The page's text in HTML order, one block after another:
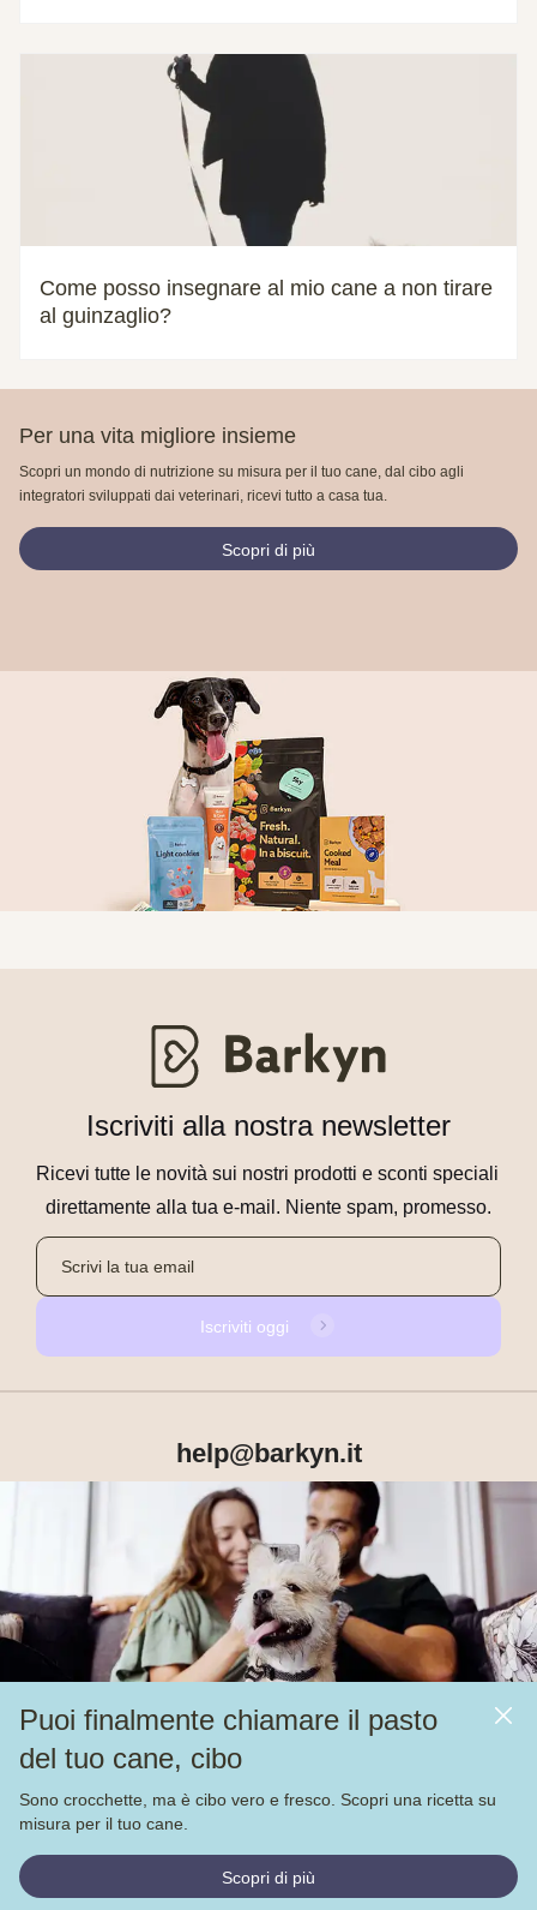
Come posso insegnare al mio cane a non tirare
al guinzaglio?
Per una vita migliore insieme
Scopri un mondo di nutrizione su misura per il tuo cane, dal cibo agli
integratori sviluppati dai veterinari, ricevi tutto a casa tua.
Scopri di più
Puoi finalmente chiamare il pasto
del tuo cane, cibo
Sono crocchette, ma è cibo vero e fresco. Scopri una ricetta su
misura per il tuo cane.
Scopri di più
Iscriviti alla nostra newsletter
Ricevi tutte le novità sui nostri prodotti e sconti speciali
direttamente alla tua e-mail. Niente spam, promesso.
Iscriviti oggi
help@barkyn.it
Prodotti
Altri link
Alimentazione
2022